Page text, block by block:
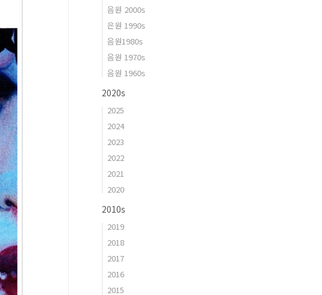
음원 2000s
은원 1990s
음원1980s
음원 1970s
음원 1960s
2020s
2025
2024
2023
2022
2021
2020
2010s
2019
2018
2017
2016
2015